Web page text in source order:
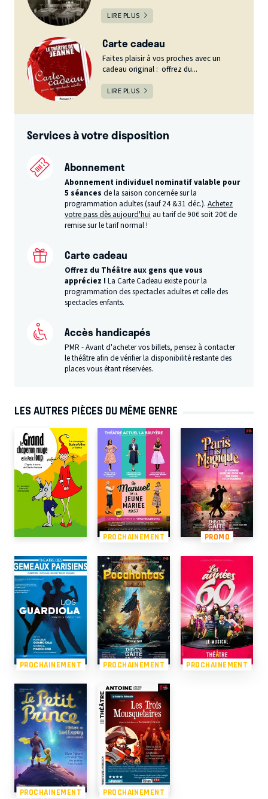
LIRE PLUS
Carte cadeau
Faites plaisir à vos proches avec un
cadeau original : offrez du...
LIRE PLUS
Services à votre disposition
Abonnement
Abonnement individuel nominatif valable pour
5 séances de la saison concernée sur la
programmation adultes (sauf 24 &31 déc.).Achetez
votre pass dès aujourd'hui au tarif de 90€ soit 20€ de
remise sur le tarif normal !
Carte cadeau
Offrez du Théâtre aux gens que vous
appréciez !La Carte Cadeau existe pour la
programmation des spectacles adultes et celle des
spectacles enfants.
Accès handicapés
PMR - Avant d'acheter vos billets, pensez à contacter
le théâtre afin de vérifier la disponibilité restante des
places vous étant réservées.
LES AUTRES PIÈCES DU MÊME GENRE
PROCHAINEMENT PROMO
PROCHAINEMENT PROCHAINEMENT PROCHAINEMENT
PROCHAINEMENT PROCHAINEMENT